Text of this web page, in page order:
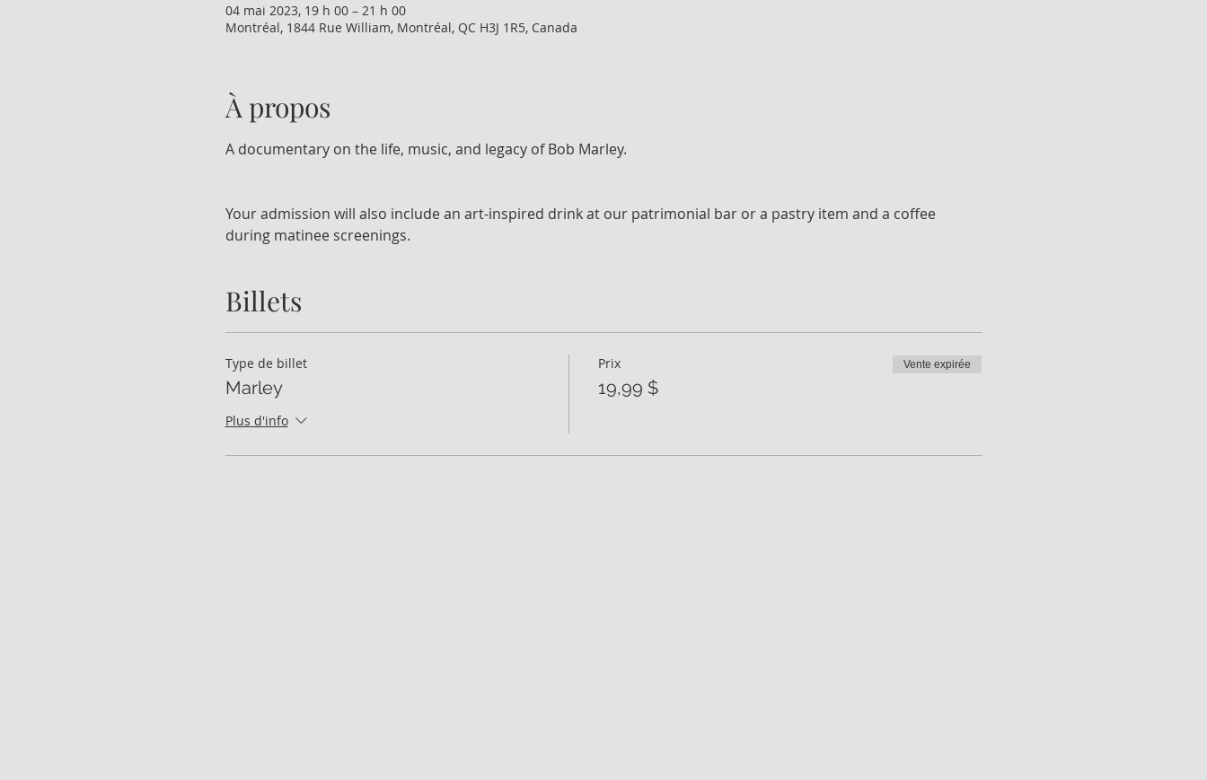
04 mai 2023, 19 h 00 – 21 h 00
Montréal, 1844 Rue William, Montréal, QC H3J 1R5, Canada
À propos
A documentary on the life, music, and legacy of Bob Marley.
Your admission will also include an art-inspired drink at our patrimonial bar or a pastry item and a coffee
during matinee screenings.
Billets
Type de billet
Marley
Plus d'info
Prix
19,99 $
Vente expirée